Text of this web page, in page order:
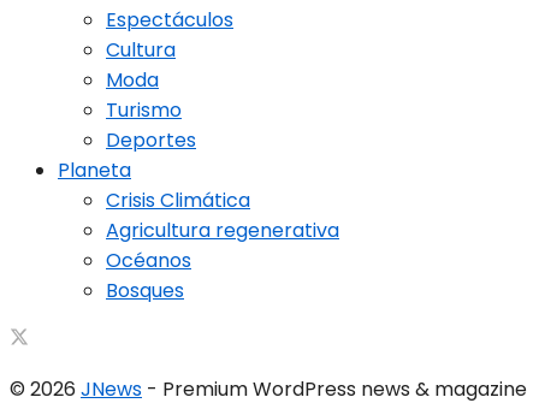
Espectáculos
Cultura
Moda
Turismo
Deportes
Planeta
Crisis Climática
Agricultura regenerativa
Océanos
Bosques
© 2026 JNews - Premium WordPress news & magazine